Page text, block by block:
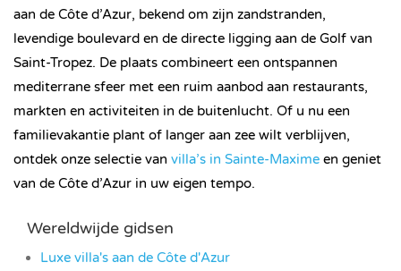
aan de Côte d’Azur, bekend om zijn zandstranden,
levendige boulevard en de directe ligging aan de Golf van
Saint-Tropez. De plaats combineert een ontspannen
mediterrane sfeer met een ruim aanbod aan restaurants,
markten en activiteiten in de buitenlucht. Of u nu een
familievakantie plant of langer aan zee wilt verblijven,
ontdek onze selectie van villa’s in Sainte-Maxime en geniet
van de Côte d’Azur in uw eigen tempo.
Wereldwijde gidsen
Luxe villa's aan de Côte d'Azur